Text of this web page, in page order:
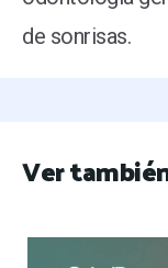
de sonrisas.
Ver